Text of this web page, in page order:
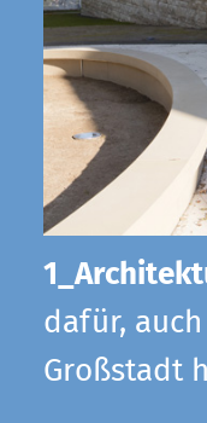
dafür,
Großstadt